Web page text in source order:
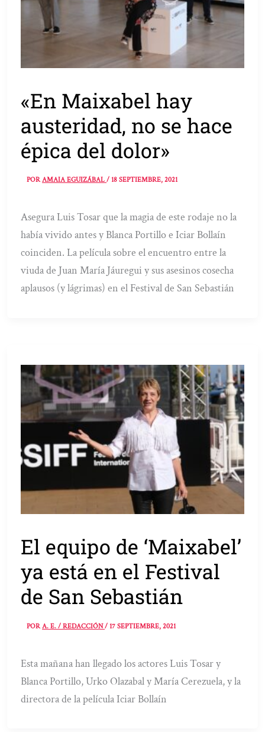
«En Maixabel hay
austeridad, no se hace
épica del dolor»
PORAMAIA EGUIZÁBAL/18 SEPTIEMBRE, 2021
Asegura Luis Tosar que la magia de este rodaje no la
había vivido antes y Blanca Portillo e Iciar Bollaín
coinciden. La película sobre el encuentro entre la
viuda de Juan María Jáuregui y sus asesinos cosecha
aplausos (y lágrimas) en el Festival de San Sebastián
El equipo de ‘Maixabel’
ya está en el Festival
de San Sebastián
PORA. E. / REDACCIÓN/17 SEPTIEMBRE, 2021
Esta mañana han llegado los actores Luis Tosar y
Blanca Portillo, Urko Olazabal y María Cerezuela, y la
directora de la película Iciar Bollaín